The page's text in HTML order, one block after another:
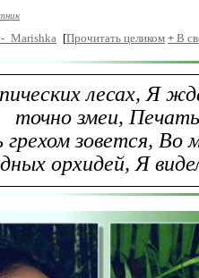
_Marishka [Прочитать целиком + В
лесах, Я
точно змеи,
грехом зовется,
орхидей, Я